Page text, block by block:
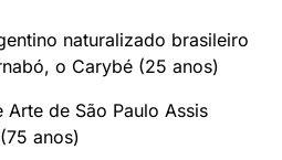
naturalizado brasileiro
o Carybé (25 anos)
Arte de São Paulo Assis
anos)